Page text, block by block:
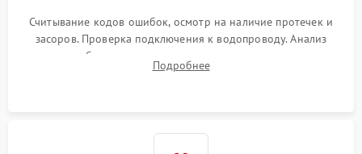
Считывание кодов ошибок, осмотр на наличие протечек и
засоров. Проверка подключения к водопроводу. Анализ
жалоб на отсутствие слива, нагрева, вращения
разбрызгивателей или срабатывание системы защиты
Подробнее